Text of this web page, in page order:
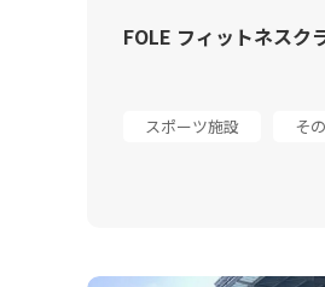
FOLE フィットネスク
スポーツ施設 そ